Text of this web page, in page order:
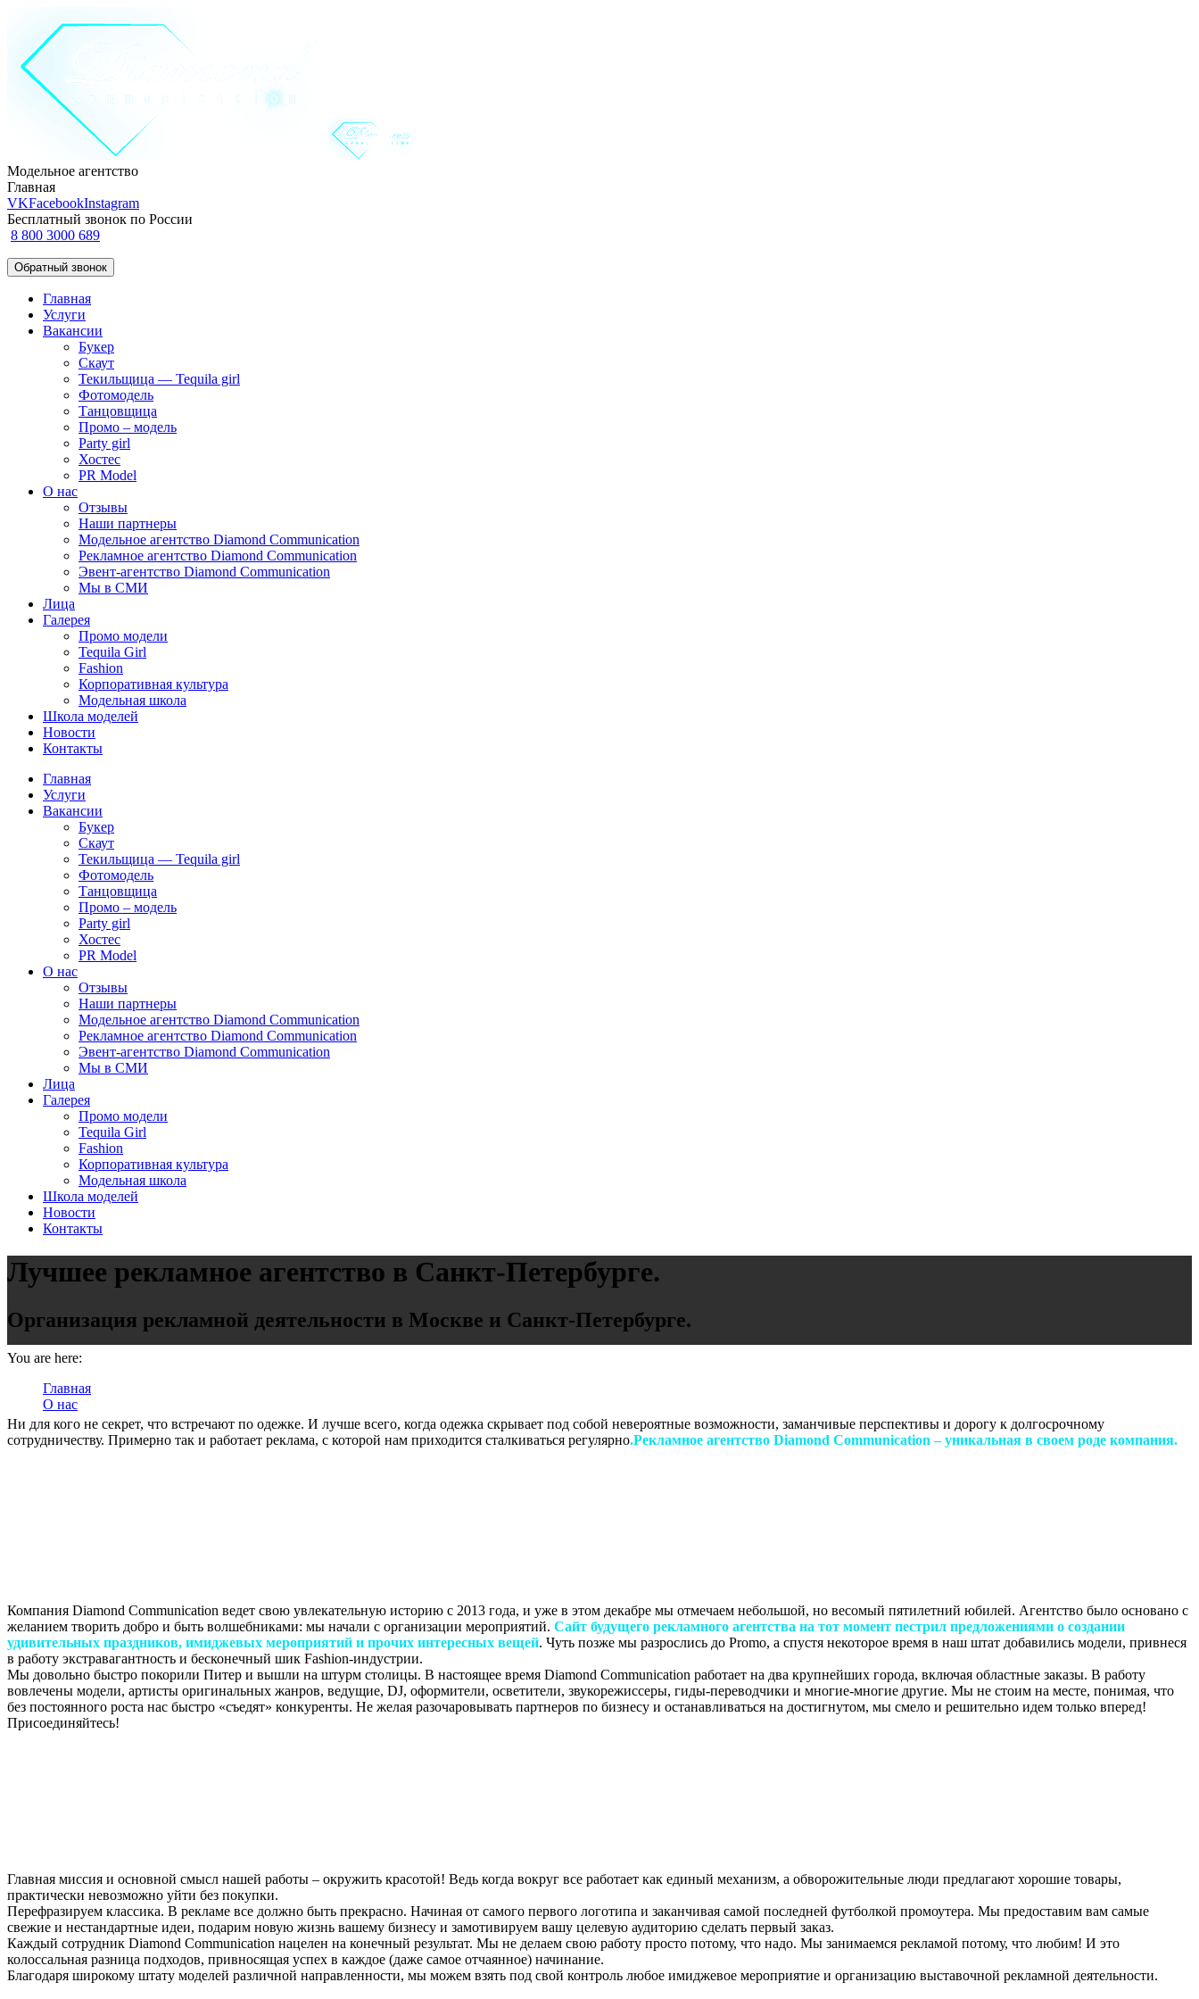
Модельное агентство
Главная
VKFacebookInstagram
Бесплатный звонок по России
8 800 3000 689
Обратный звонок
Главная
Услуги
Вакансии
Букер
Скаут
Текильщица — Tequila girl
Фотомодель
Танцовщица
Промо – модель
Party girl
Хостес
PR Model
О нас
Отзывы
Наши партнеры
Модельное агентство Diamond Communication
Рекламное агентство Diamond Communication
Эвент-агентство Diamond Communication
Мы в СМИ
Лица
Галерея
Промо модели
Tequila Girl
Fashion
Корпоративная культура
Модельная школа
Школа моделей
Новости
Контакты
Главная
Услуги
Вакансии
Букер
Скаут
Текильщица — Tequila girl
Фотомодель
Танцовщица
Промо – модель
Party girl
Хостес
PR Model
О нас
Отзывы
Наши партнеры
Модельное агентство Diamond Communication
Рекламное агентство Diamond Communication
Эвент-агентство Diamond Communication
Мы в СМИ
Лица
Галерея
Промо модели
Tequila Girl
Fashion
Корпоративная культура
Модельная школа
Школа моделей
Новости
Контакты
Лучшее рекламное агентство в Санкт-Петербурге.
Организация рекламной деятельности в Москве и Санкт-Петербурге.
You are here:
Главная
О нас
Рекламное агентство Diamond Communication
Ни для кого не секрет, что встречают по одежке. И лучше всего, когда одежка скрывает под собой невероятные возможности, заманчивые перспективы и дорогу к долгосрочному
сотрудничеству. Примерно так и работает реклама, с которой нам приходится сталкиваться регулярно.Рекламное агентство Diamond Communication – уникальная в своем роде компания.
Компания Diamond Communication ведет свою увлекательную историю с 2013 года, и уже в этом декабре мы отмечаем небольшой, но весомый пятилетний юбилей. Агентство было основано с
желанием творить добро и быть волшебниками: мы начали с организации мероприятий. Сайт будущего рекламного агентства на тот момент пестрил предложениями о создании
удивительных праздников, имиджевых мероприятий и прочих интересных вещей. Чуть позже мы разрослись до Promo, а спустя некоторое время в наш штат добавились модели, привнеся
в работу экстравагантность и бесконечный шик Fashion-индустрии.
Мы довольно быстро покорили Питер и вышли на штурм столицы. В настоящее время Diamond Communication работает на два крупнейших города, включая областные заказы. В работу
вовлечены модели, артисты оригинальных жанров, ведущие, DJ, оформители, осветители, звукорежиссеры, гиды-переводчики и многие-многие другие. Мы не стоим на месте, понимая, что
без постоянного роста нас быстро «съедят» конкуренты. Не желая разочаровывать партнеров по бизнесу и останавливаться на достигнутом, мы смело и решительно идем только вперед!
Присоединяйтесь!
Главная миссия и основной смысл нашей работы – окружить красотой! Ведь когда вокруг все работает как единый механизм, а обворожительные люди предлагают хорошие товары,
практически невозможно уйти без покупки.
Перефразируем классика. В рекламе все должно быть прекрасно. Начиная от самого первого логотипа и заканчивая самой последней футболкой промоутера. Мы предоставим вам самые
свежие и нестандартные идеи, подарим новую жизнь вашему бизнесу и замотивируем вашу целевую аудиторию сделать первый заказ.
Каждый сотрудник Diamond Communication нацелен на конечный результат. Мы не делаем свою работу просто потому, что надо. Мы занимаемся рекламой потому, что любим! И это
колоссальная разница подходов, привносящая успех в каждое (даже самое отчаянное) начинание.
Благодаря широкому штату моделей различной направленности, мы можем взять под свой контроль любое имиджевое мероприятие и организацию выставочной рекламной деятельности.